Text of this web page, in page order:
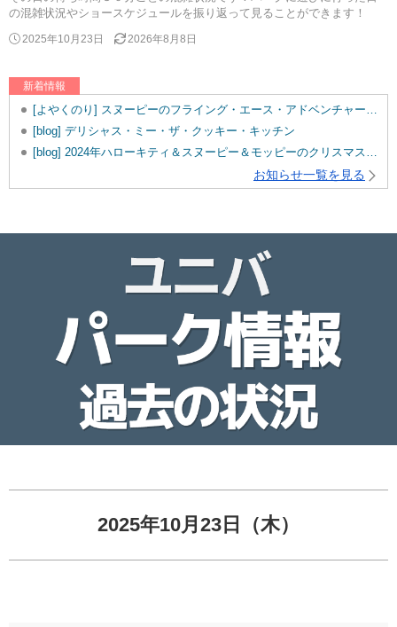
の混雑状況やショースケジュールを振り返って見ることができます！
2025年10月23日 2026年8月8日
新着情報
[よやくのり] スヌーピーのフライング・エース・アドベンチャーを追加しました。
[blog] デリシャス・ミー・ザ・クッキー・キッチン
[blog] 2024年ハローキティ＆スヌーピー＆モッピーのクリスマスグッズ♡
お知らせ一覧を見る
2025年10月23日（木）